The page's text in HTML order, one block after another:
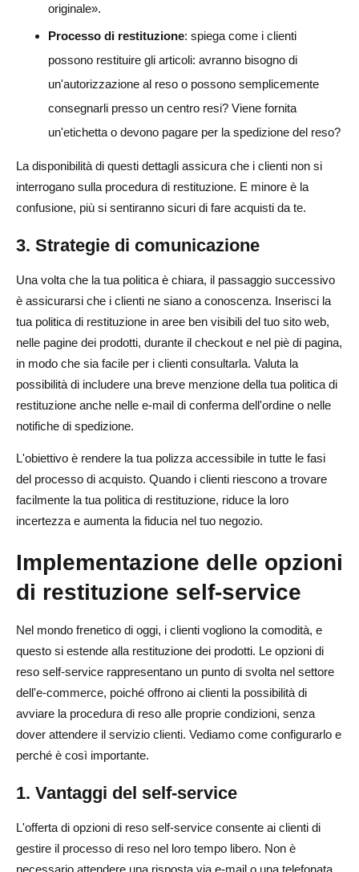
originale».
Processo di restituzione: spiega come i clienti
possono restituire gli articoli: avranno bisogno di
un'autorizzazione al reso o possono semplicemente
consegnarli presso un centro resi? Viene fornita
un'etichetta o devono pagare per la spedizione del reso?
La disponibilità di questi dettagli assicura che i clienti non si
interrogano sulla procedura di restituzione. E minore è la
confusione, più si sentiranno sicuri di fare acquisti da te.
3. Strategie di comunicazione
Una volta che la tua politica è chiara, il passaggio successivo
è assicurarsi che i clienti ne siano a conoscenza. Inserisci la
tua politica di restituzione in aree ben visibili del tuo sito web,
nelle pagine dei prodotti, durante il checkout e nel piè di pagina,
in modo che sia facile per i clienti consultarla. Valuta la
possibilità di includere una breve menzione della tua politica di
restituzione anche nelle e-mail di conferma dell'ordine o nelle
notifiche di spedizione.
L'obiettivo è rendere la tua polizza accessibile in tutte le fasi
del processo di acquisto. Quando i clienti riescono a trovare
facilmente la tua politica di restituzione, riduce la loro
incertezza e aumenta la fiducia nel tuo negozio.
Implementazione delle opzioni
di restituzione self-service
Nel mondo frenetico di oggi, i clienti vogliono la comodità, e
questo si estende alla restituzione dei prodotti. Le opzioni di
reso self-service rappresentano un punto di svolta nel settore
dell'e-commerce, poiché offrono ai clienti la possibilità di
avviare la procedura di reso alle proprie condizioni, senza
dover attendere il servizio clienti. Vediamo come configurarlo e
perché è così importante.
1. Vantaggi del self-service
L'offerta di opzioni di reso self-service consente ai clienti di
gestire il processo di reso nel loro tempo libero. Non è
necessario attendere una risposta via e-mail o una telefonata.